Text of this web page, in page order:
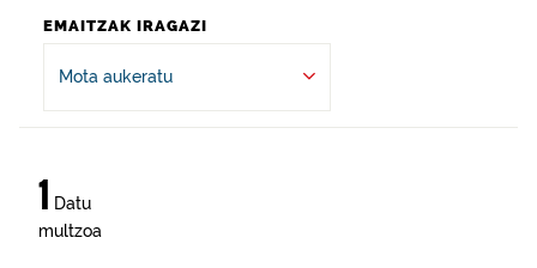
EMAITZAK IRAGAZI
Mota aukeratu
1 Datu
multzoa